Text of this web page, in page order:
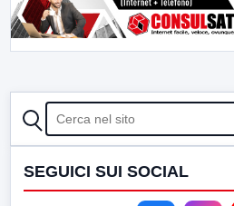
CERCA
SEGUICI SUI SOCIAL